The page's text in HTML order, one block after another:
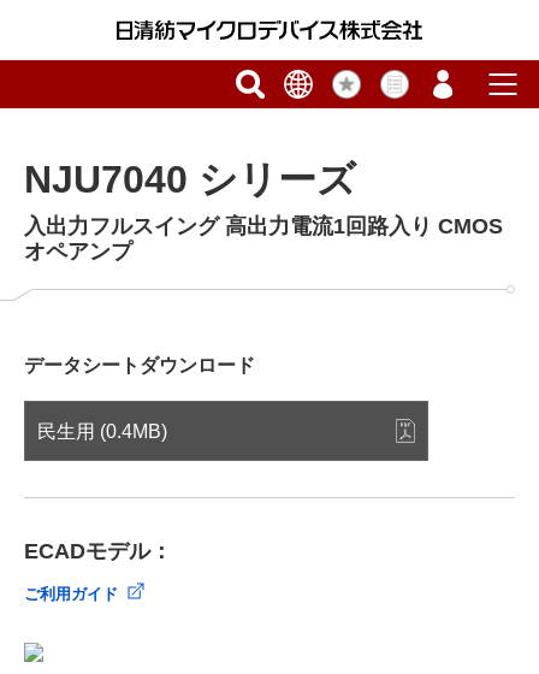
NJU7040 シリーズ
入出力フルスイング 高出力電流1回路入り CMOS
オペアンプ
データシートダウンロード
民生用 (0.4MB)
ECADモデル：
ご利用ガイド